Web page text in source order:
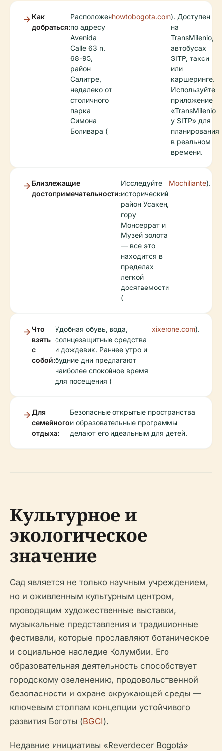
Как
добраться:
Расположен
по адресу
Avenida
Calle 63 n.
68-95,
район
Салитре,
недалеко от
столичного
парка
Симона
Боливара (
howtobogota.com). Доступен
на
TransMilenio,
автобусах
SITP, такси
или
каршеринге.
Используйте
приложение
«TransMilenio
y SITP» для
планирования
в реальном
времени.
Близлежащие
достопримечательности:
Исследуйте
исторический
район Усакен,
гору
Монсеррат и
Музей золота
— все это
находится в
пределах
легкой
досягаемости
(
Mochiliante).
Что
взять
с
собой:
Удобная обувь, вода,
солнцезащитные средства
и дождевик. Раннее утро и
будние дни предлагают
наиболее спокойное время
для посещения (
xixerone.com).
Для
семейного
отдыха:
Безопасные открытые пространства
и образовательные программы
делают его идеальным для детей.
Культурное и
экологическое
значение
Сад является не только научным учреждением,
но и оживленным культурным центром,
проводящим художественные выставки,
музыкальные представления и традиционные
фестивали, которые прославляют ботаническое
и социальное наследие Колумбии. Его
образовательная деятельность способствует
городскому озеленению, продовольственной
безопасности и охране окружающей среды —
ключевым столпам концепции устойчивого
развития Боготы (BGCI).
Недавние инициативы «Reverdecer Bogotá»